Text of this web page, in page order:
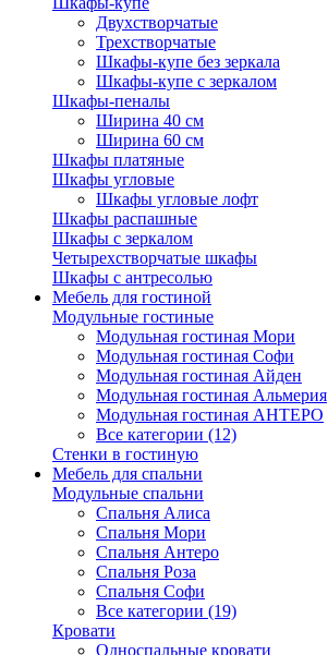
Двухстворчатые
Трехстворчатые
Шкафы-купе без зеркала
Шкафы-купе с зеркалом
Шкафы-пеналы
Ширина 40 см
Ширина 60 см
Шкафы платяные
Шкафы угловые
Шкафы угловые лофт
Шкафы распашные
Шкафы с зеркалом
Четырехстворчатые шкафы
Шкафы с антресолью
Мебель для гостиной
Модульные гостиные
Модульная гостиная Мори
Модульная гостиная Софи
Модульная гостиная Айден
Модульная гостиная Альмерия
Модульная гостиная АНТЕРО
Все категории (12)
Стенки в гостиную
Мебель для спальни
Модульные спальни
Спальня Алиса
Спальня Мори
Спальня Антеро
Спальня Роза
Спальня Софи
Все категории (19)
Кровати
Односпальные кровати